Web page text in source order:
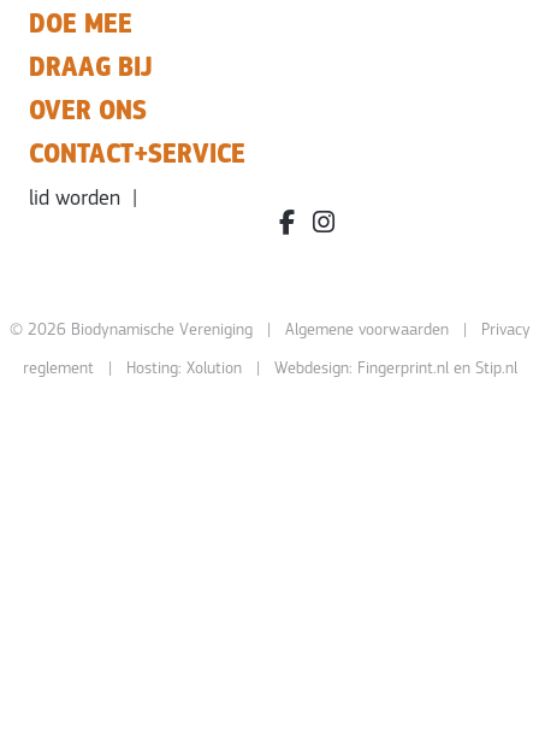
DOE MEE
DRAAG BIJ
OVER ONS
CONTACT+SERVICE
lid worden
facebook.com/bdvereniging/
instagram.com/
© 2026 Biodynamische Vereniging | Algemene voorwaarden| Privacy
reglement| Hosting: Xolution| Webdesign: Fingerprint.nlen Stip.nl